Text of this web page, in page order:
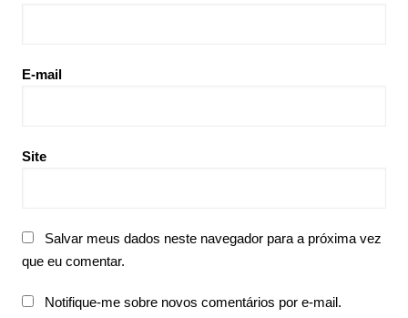
E-mail
Site
Salvar meus dados neste navegador para a próxima vez
que eu comentar.
Notifique-me sobre novos comentários por e-mail.